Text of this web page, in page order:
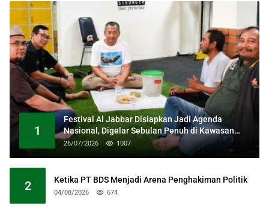
1
Festival Al Jabbar Disiapkan Jadi Agenda
Nasional, Digelar Sebulan Penuh di Kawasan
Masjid Raya Al Jabbar
26/07/2026 1007
2 Ketika PT BDS Menjadi Arena Penghakiman Politik
04/08/2026 674